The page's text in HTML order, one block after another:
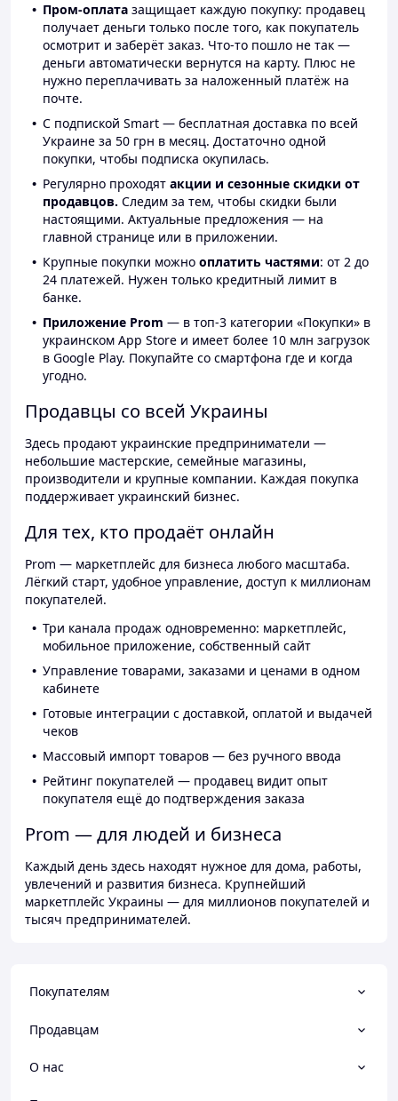
Пром-оплата защищает каждую покупку: продавец
получает деньги только после того, как покупатель
осмотрит и заберёт заказ. Что-то пошло не так —
деньги автоматически вернутся на карту. Плюс не
нужно переплачивать за наложенный платёж на
почте.
С подпиской Smart — бесплатная доставка по всей
Украине за 50 грн в месяц. Достаточно одной
покупки, чтобы подписка окупилась.
Регулярно проходят акции и сезонные скидки от
продавцов. Следим за тем, чтобы скидки были
настоящими. Актуальные предложения — на
главной странице или в приложении.
Крупные покупки можно оплатить частями: от 2 до
24 платежей. Нужен только кредитный лимит в
банке.
Приложение Prom — в топ-3 категории «Покупки» в
украинском App Store и имеет более 10 млн загрузок
в Google Play. Покупайте со смартфона где и когда
угодно.
Продавцы со всей Украины
Здесь продают украинские предприниматели —
небольшие мастерские, семейные магазины,
производители и крупные компании. Каждая покупка
поддерживает украинский бизнес.
Для тех, кто продаёт онлайн
Prom — маркетплейс для бизнеса любого масштаба.
Лёгкий старт, удобное управление, доступ к миллионам
покупателей.
Три канала продаж одновременно: маркетплейс,
мобильное приложение, собственный сайт
Управление товарами, заказами и ценами в одном
кабинете
Готовые интеграции с доставкой, оплатой и выдачей
чеков
Массовый импорт товаров — без ручного ввода
Рейтинг покупателей — продавец видит опыт
покупателя ещё до подтверждения заказа
Prom — для людей и бизнеса
Каждый день здесь находят нужное для дома, работы,
увлечений и развития бизнеса. Крупнейший
маркетплейс Украины — для миллионов покупателей и
тысяч предпринимателей.
Покупателям
Продавцам
О нас